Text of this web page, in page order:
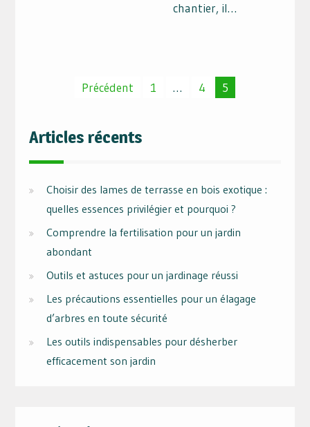
chantier, il…
Pagination
publications
Précédent 1 … 4 5
Articles récents
Choisir des lames de terrasse en bois exotique :
quelles essences privilégier et pourquoi ?
Comprendre la fertilisation pour un jardin
abondant
Outils et astuces pour un jardinage réussi
Les précautions essentielles pour un élagage
d’arbres en toute sécurité
Les outils indispensables pour désherber
efficacement son jardin